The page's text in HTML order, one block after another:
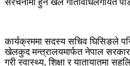
संरचनामा हुने खेल गतिविधिलगायत
कार्यक्रममा सदस्य सचिव घिसिङले
खेलकुद मन्त्रालयमार्फत नेपाल
गरी स्वास्थ्य, शिक्षा र यातायातमा